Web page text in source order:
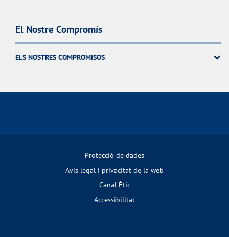
El Nostre Compromís
ELS NOSTRES COMPROMISOS
Protecció de dades
Avís legal i privacitat de la web
Canal Ètic
Accessibilitat